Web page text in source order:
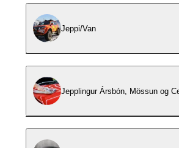
Jeppi/Van
Jepplingur Ársbón, Mössun og